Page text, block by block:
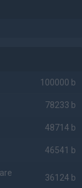
100000 b
78233 b
48714 b
46541 b
36124 b